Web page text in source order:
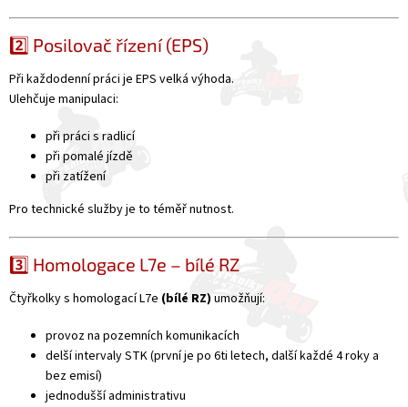
2️⃣ Posilovač řízení (EPS)
Při každodenní práci je EPS velká výhoda.
Ulehčuje manipulaci:
při práci s radlicí
při pomalé jízdě
při zatížení
Pro technické služby je to téměř nutnost.
3️⃣ Homologace L7e – bílé RZ
Čtyřkolky s homologací L7e (bílé RZ) umožňují:
provoz na pozemních komunikacích
delší intervaly STK (první je po 6ti letech, další každé 4 roky a
bez emisí)
jednodušší administrativu